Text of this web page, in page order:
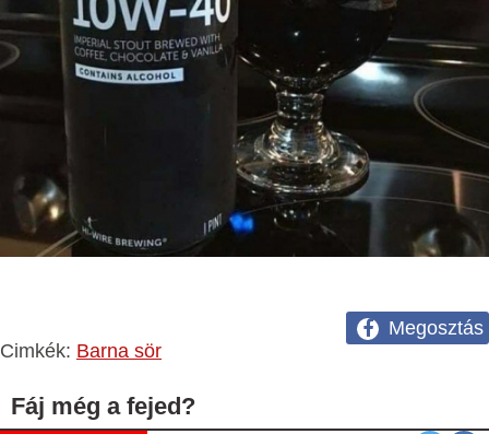
Megosztás
Cimkék: Barna sör
Fáj még a fejed?